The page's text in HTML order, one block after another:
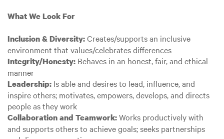
What We Look For
Inclusion & Diversity:Creates/supports an inclusive
environment that values/celebrates differences
Integrity/Honesty: Behaves in an honest, fair, and ethical
manner
Leadership: Is able and desires to lead, influence, and
inspire others; motivates, empowers, develops, and directs
people as they work
Collaboration and Teamwork:Works productively with
and supports others to achieve goals; seeks partnerships